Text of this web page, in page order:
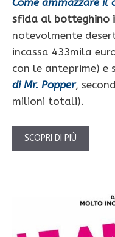
Come ammazzare il
sfida al botteghino
notevolmente
incassa 433mila
con le anteprime) e
di Mr. Popper,
milioni totali).
SCOPRI DI PIÙ